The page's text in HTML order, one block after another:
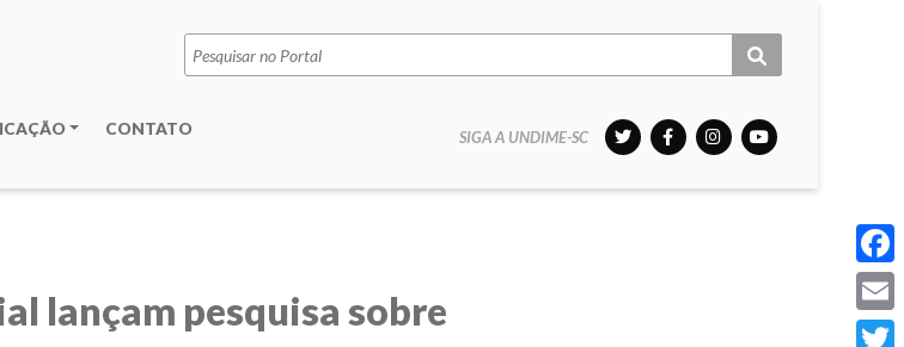
Pesquisar
por:
CONTATO SIGA A UNDIME-SC
lançam pesquisa sobre
Email